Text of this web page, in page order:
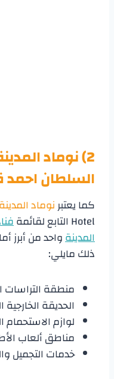
2) نوماد المدينة القديمة من
السلطان احمد
كما يعتبرنوماد
Hotel التابع لقائمة
المدينةواحد من أبرز
ذلك مايلي:
منطقة التراسات
الحديقة الخارجية
لوازم الاستحمام
مناطق ألعاب
خدمات التجميل